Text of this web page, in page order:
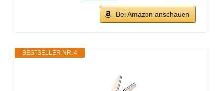
Bei Amazon anschauen
BESTSELLER NR. 4